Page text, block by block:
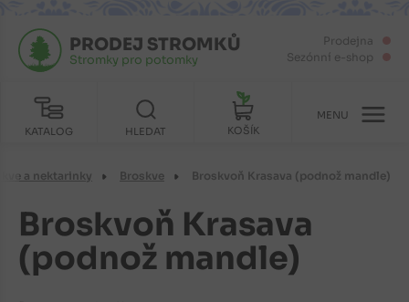
Prodejna
Sezónní e-shop
KATALOG
PRODEJ STROMKŮ
Stromky pro potomky
HLEDAT KOŠÍK
MENU
a nektarinky Broskve Broskvoň Krasava (podnož mandle)
Broskvoň Krasava
(podnož mandle)